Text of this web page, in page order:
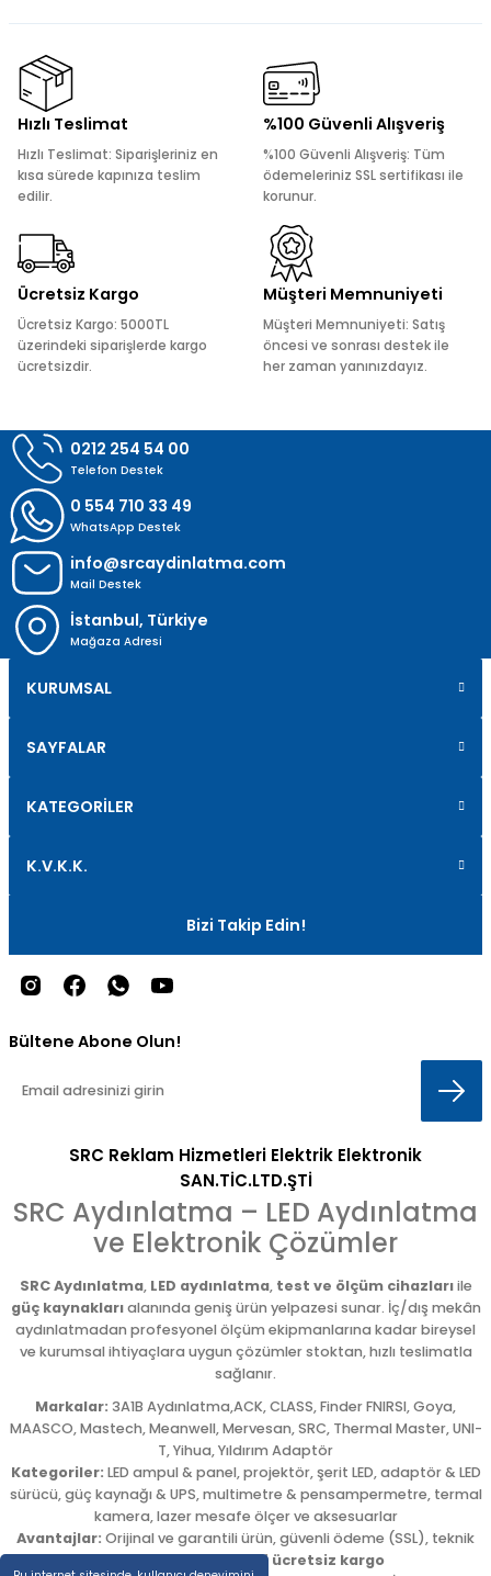
kullanarak tarafımıza iletebilirsiniz.
Görüş ve önerileriniz için teşekkür ederiz.
Ürün resmi kalitesiz, bozuk veya görüntülenemiyor.
Ürün bilgilerinde hatalar bulunuyor.
Ürün fiyatı diğer sitelerden daha pahalı.
Bu ürüne benzer farklı alternatifler olmalı.
Hızlı Teslimat
Hızlı Teslimat: Siparişleriniz en
kısa sürede kapınıza teslim
edilir.
%100 Güvenli Alışveriş
%100 Güvenli Alışveriş: Tüm
ödemeleriniz SSL sertifikası ile
korunur.
Ücretsiz Kargo
Ücretsiz Kargo: 5000TL
üzerindeki siparişlerde kargo
ücretsizdir.
Müşteri Memnuniyeti
Müşteri Memnuniyeti: Satış
öncesi ve sonrası destek ile
her zaman yanınızdayız.
0212 254 54 00
Telefon Destek
0 554 710 33 49
WhatsApp Destek
info@srcaydinlatma.com
Mail Destek
İstanbul, Türkiye
Mağaza Adresi
KURUMSAL
SAYFALAR
KATEGORİLER
K.V.K.K.
Bizi Takip Edin!
Bültene Abone Olun!
SRC Reklam Hizmetleri Elektrik Elektronik
SAN.TİC.LTD.ŞTİ
SRC Aydınlatma – LED Aydınlatma
ve Elektronik Çözümler
SRC Aydınlatma, LED aydınlatma, test ve ölçüm cihazlarıile
güç kaynaklarıalanında geniş ürün yelpazesi sunar. İç/dış mekân
aydınlatmadan profesyonel ölçüm ekipmanlarına kadar bireysel
ve kurumsal ihtiyaçlara uygun çözümler stoktan, hızlı teslimatla
sağlanır.
Markalar: 3A1B Aydınlatma,ACK, CLASS, Finder FNIRSI, Goya,
MAASCO, Mastech, Meanwell, Mervesan, SRC, Thermal Master, UNI-
T, Yihua, Yıldırım Adaptör
Kategoriler: LED ampul & panel, projektör, şerit LED, adaptör & LED
sürücü, güç kaynağı & UPS, multimetre & pensampermetre, termal
kamera, lazer mesafe ölçer ve aksesuarlar
Avantajlar: Orijinal ve garantili ürün, güvenli ödeme (SSL), teknik
destek,5.000 TL üzeri ücretsiz kargo